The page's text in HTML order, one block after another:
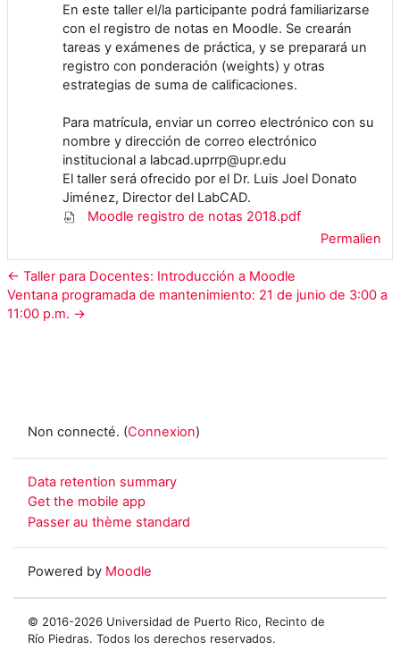
En este taller el/la participante podrá familiarizarse
con el registro de notas en Moodle. Se crearán
tareas y exámenes de práctica, y se preparará un
registro con ponderación (weights) y otras
estrategias de suma de calificaciones.
Para matrícula, enviar un correo electrónico con su
nombre y dirección de correo electrónico
institucional a labcad.uprrp@upr.edu
El taller será ofrecido por el Dr. Luis Joel Donato
Jiménez, Director del LabCAD.
Moodle registro de notas 2018.pdf
Permalien
← Taller para Docentes: Introducción a Moodle
Ventana programada de mantenimiento: 21 de junio de 3:00 a
11:00 p.m. →
Non connecté. (Connexion)
Data retention summary
Get the mobile app
Passer au thème standard
Powered by Moodle
© 2016-2026 Universidad de Puerto Rico, Recinto de
Río Piedras. Todos los derechos reservados.